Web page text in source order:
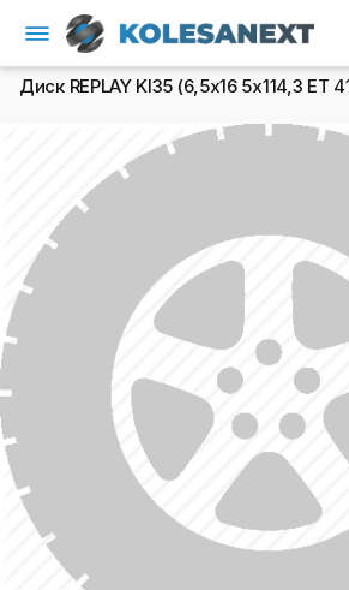
Диск REPLAY KI35 (6,5х16 5x114,3 ET